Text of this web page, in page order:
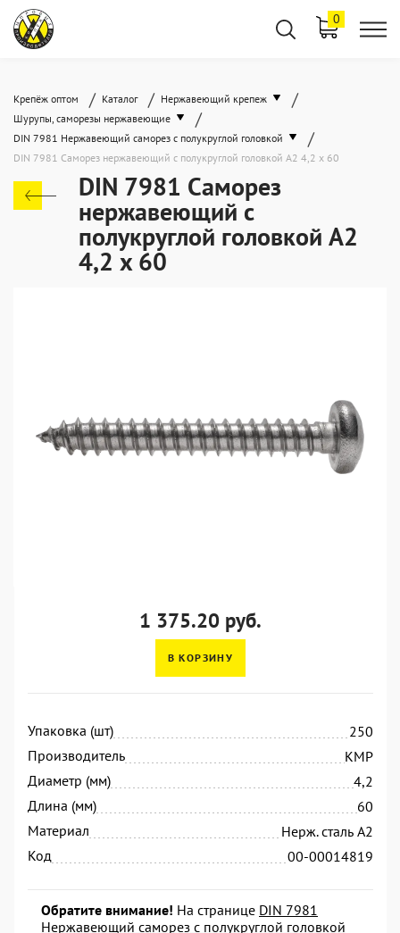
0
Крепёж оптом / Каталог / Нержавеющий крепеж /
Шурупы, саморезы нержавеющие /
DIN 7981 Нержавеющий саморез с полукруглой головкой /
DIN 7981 Саморез нержавеющий с полукруглой головкой А2 4,2 x 60
DIN 7981 Саморез
нержавеющий с
полукруглой головкой А2
4,2 x 60
1 375.20 руб.
В КОРЗИНУ
Упаковка (шт)
250
Производитель
KMP
Диаметр (мм)
4,2
Длина (мм)
60
Материал
Нерж. сталь А2
Код
00-00014819
Обратите внимание! На странице DIN 7981
Нержавеющий саморез с полукруглой головкой